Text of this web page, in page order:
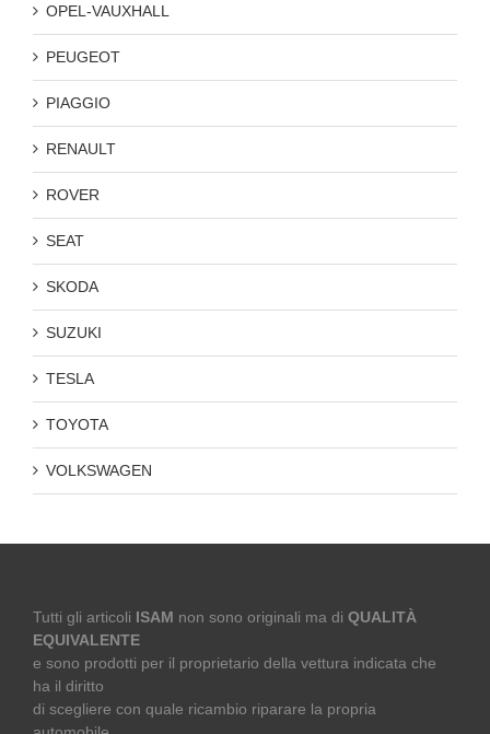
OPEL-VAUXHALL
PEUGEOT
PIAGGIO
RENAULT
ROVER
SEAT
SKODA
SUZUKI
TESLA
TOYOTA
VOLKSWAGEN
Tutti gli articoli ISAM non sono originali ma di QUALITÀ
EQUIVALENTE
e sono prodotti per il proprietario della vettura indicata che
ha il diritto
di scegliere con quale ricambio riparare la propria